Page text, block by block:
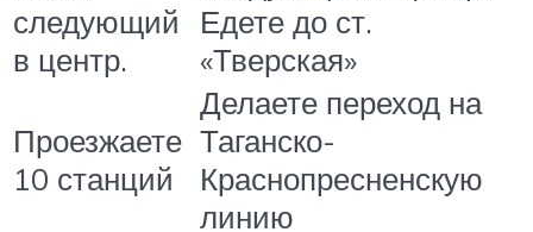
следующий
в центр.
Едете до ст.
«Тверская»
Проезжаете
10 станций
Делаете переход на
Таганско-
Краснопресненскую
линию